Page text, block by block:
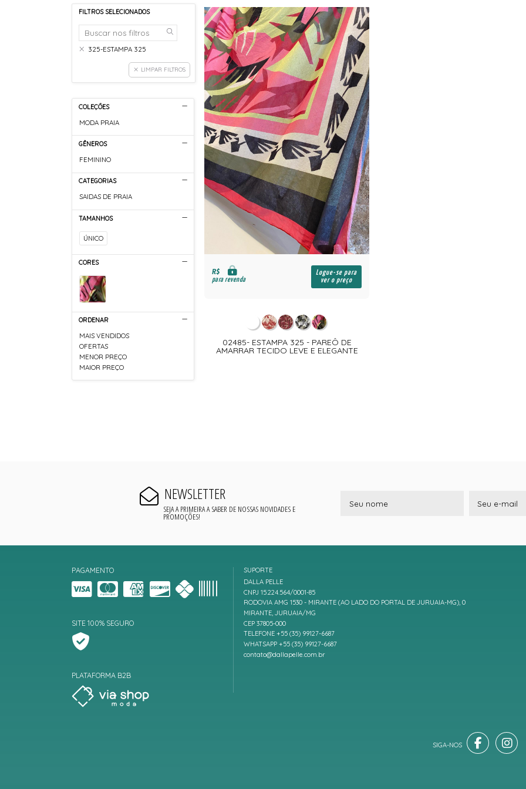
FILTROS SELECIONADOS
325-ESTAMPA 325
LIMPAR FILTROS
COLEÇÕES
MODA PRAIA
GÊNEROS
FEMININO
CATEGORIAS
SAIDAS DE PRAIA
TAMANHOS
ÚNICO
CORES
ORDENAR
MAIS VENDIDOS
OFERTAS
MENOR PREÇO
MAIOR PREÇO
R$
para revenda
Logue-se para
ver o preço
02485- ESTAMPA 325 - PAREÔ DE
AMARRAR TECIDO LEVE E ELEGANTE
NEWSLETTER
SEJA A PRIMEIRA A SABER DE NOSSAS NOVIDADES E
PROMOÇÕES!
PAGAMENTO
SITE 100% SEGURO
PLATAFORMA B2B
SUPORTE
DALLA PELLE
CNPJ 15.224.564/0001-85
RODOVIA AMG 1530 - MIRANTE (AO LADO DO PORTAL DE JURUAIA-MG), 0
MIRANTE, JURUAIA/MG
CEP 37805-000
TELEFONE +55 (35) 99127-6687
WHATSAPP +55 (35) 99127-6687
contato@dallapelle.com.br